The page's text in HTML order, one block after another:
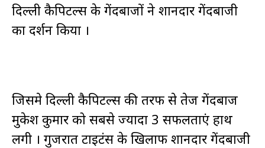
दिल्ली कैपिटल्स के गेंदबाजों ने शानदार गेंदबाजी
का प्रदर्शन किया ।
जिसमे दिल्ली कैपिटल्स की तरफ से तेज गेंदबाज
मुकेश कुमार को सबसे ज्यादा 3 सफलताएं हाथ
लगी । गुजरात टाइटंस के खिलाफ शानदार गेंदबाजी